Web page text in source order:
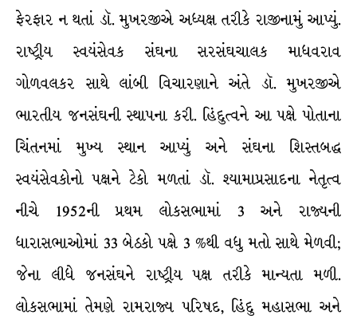
ફેરફાર ન થતાં ડૉ. મુખરજીએ અધ્યક્ષ તરીકે રાજીનામું આપ્યું.
રાષ્ટ્રીય સ્વયંસેવક સંઘના સરસંઘચાલક માધવરાવ
ગોળવલકર સાથે લાંબી વિચારણાને અંતે ડૉ. મુખરજીએ
ભારતીય જનસંઘની સ્થાપના કરી. હિંદુત્વને આ પક્ષે પોતાના
ચિંતનમાં મુખ્ય સ્થાન આપ્યું અને સંઘના શિસ્તબદ્ધ
સ્વયંસેવકોનો પક્ષને ટેકો મળતાં ડૉ. શ્યામાપ્રસાદના નેતૃત્વ
નીચે 1952ની પ્રથમ લોકસભામાં 3 અને રાજ્યની
ધારાસભાઓમાં 33 બેઠકો પક્ષે 3 %થી વધુ મતો સાથે મેળવી;
જેના લીધે જનસંઘને રાષ્ટ્રીય પક્ષ તરીકે માન્યતા મળી.
લોકસભામાં તેમણે રામરાજ્ય પરિષદ, હિંદુ મહાસભા અને